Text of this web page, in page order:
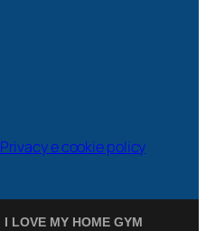
Privacy e cookie policy
I LOVE MY HOME GYM